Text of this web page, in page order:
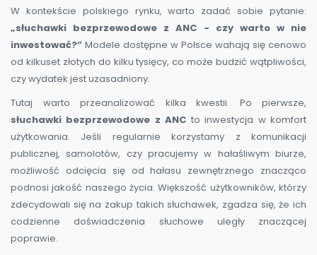
W kontekście polskiego rynku, warto zadać sobie pytanie:
„słuchawki bezprzewodowe z ANC - czy warto w nie
inwestować?” Modele dostępne w Polsce wahają się cenowo
od kilkuset złotych do kilku tysięcy, co może budzić wątpliwości,
czy wydatek jest uzasadniony.
Tutaj warto przeanalizować kilka kwestii. Po pierwsze,
słuchawki bezprzewodowe z ANC to inwestycja w komfort
użytkowania. Jeśli regularnie korzystamy z komunikacji
publicznej, samolotów, czy pracujemy w hałaśliwym biurze,
możliwość odcięcia się od hałasu zewnętrznego znacząco
podnosi jakość naszego życia. Większość użytkowników, którzy
zdecydowali się na zakup takich słuchawek, zgadza się, że ich
codzienne doświadczenia słuchowe uległy znaczącej
poprawie.